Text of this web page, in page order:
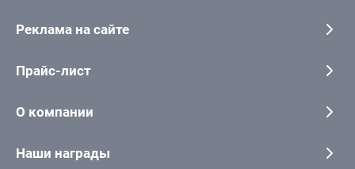
Реклама на сайте
Прайс-лист
О компании
Наши награды